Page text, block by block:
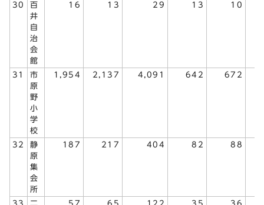
30
百
井
自
治
会
館
16 13 29 13 10
31
市
原
野
小
学
校
1,954 2,137 4,091 642 672
32
静
原
集
会
所
187 217 404 82 88